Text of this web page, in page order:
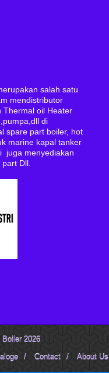
salah satu
mendistributor
Thermal oil Heater
di
spare part boiler, hot
marine kapal tanker
juga menyediakan
Dll.
Boiler 2026
/ Contact / About Us